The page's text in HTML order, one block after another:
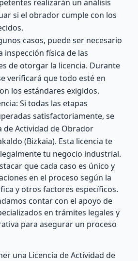
realizarán un análisis
si el obrador cumple con los
casos, puede ser necesario
inspección física de las
de otorgar la licencia. Durante
verificará que todo esté en
los estándares exigidos.
Si todas las etapas
satisfactoriamente, se
de Actividad de Obrador
(Bizkaia). Esta licencia te
tu negocio industrial.
que cada caso es único y
en el proceso según la
y otros factores específicos.
contar con el apoyo de
en trámites legales y
para asegurar un proceso
una Licencia de Actividad de